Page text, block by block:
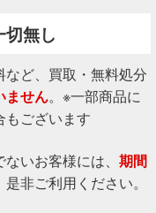
無し
ど、買取・無料処分
ません。※一部商品に
もございます
いお客様には、 期間
非ご利用ください。